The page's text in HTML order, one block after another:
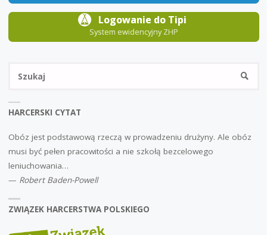
Logowanie do Tipi
System ewidencyjny ZHP
HARCERSKI CYTAT
Obóz jest podstawową rzeczą w prowadzeniu drużyny. Ale obóz
musi być pełen pracowitości a nie szkołą bezcelowego
leniuchowania…
— Robert Baden-Powell
ZWIĄZEK HARCERSTWA POLSKIEGO